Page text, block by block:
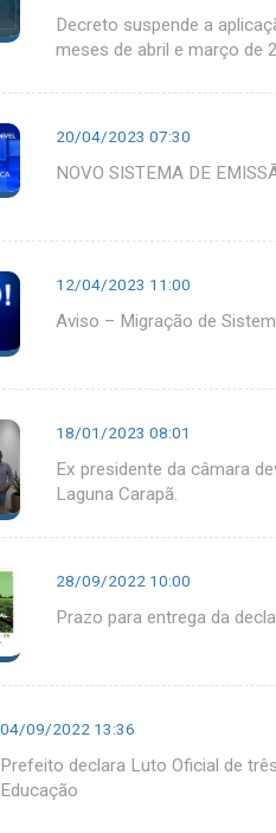
Decreto suspende a
meses de abril e março de
20/04/2023 07:30
NOVO SISTEMA DE
12/04/2023 11:00
Aviso – Migração de
18/01/2023 08:01
Ex presidente da câmara
Laguna Carapã.
28/09/2022 10:00
Prazo para entrega da
04/09/2022 13:36
Prefeito declara Luto Oficial de
Educação